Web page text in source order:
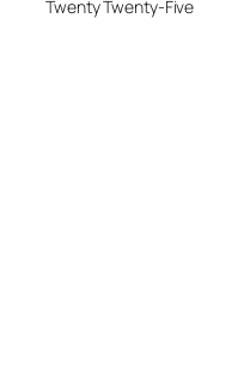
Twenty Twenty-Five